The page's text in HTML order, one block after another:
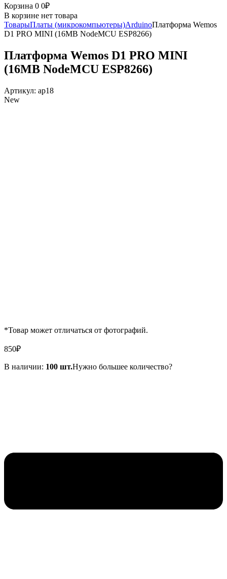
Корзина 0 0₽
В корзине нет товара
ТоварыПлаты (микрокомпьютеры)ArduinoПлатформа Wemos
D1 PRO MINI (16MB NodeMCU ESP8266)
Платформа Wemos D1 PRO MINI
(16MB NodeMCU ESP8266)
Артикул: ap18
New
*Товар может отличаться от фотографий.
850₽
В наличии: 100 шт.Нужно большее количество?